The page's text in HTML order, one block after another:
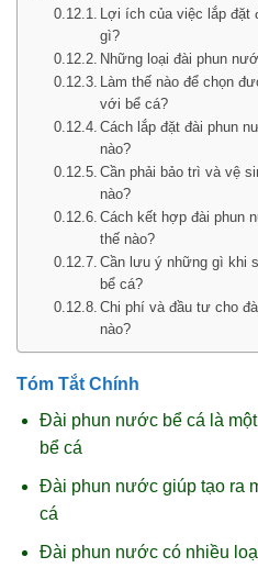
Lợi ích của việc lắp đặt
gì?
Những loại đài phun
Làm thế nào để chọn
với bể cá?
Cách lắp đặt đài phun
nào?
Cần phải bảo trì và vệ
nào?
Cách kết hợp đài phun
thế nào?
Cần lưu ý những gì khi
bể cá?
Chi phí và đầu tư cho
nào?
Tóm Tắt Chính
Đài phun nước bể cá là
bể cá
Đài phun nước giúp tạo ra
cá
Đài phun nước có nhiều